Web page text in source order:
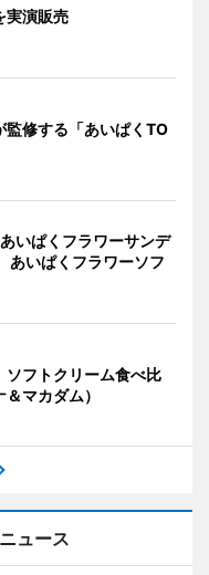
実演販売
監修する「あいぱくTO
いぱくフラワーサンデ
あいぱくフラワーソフ
ソフトクリーム食べ比
マカダム）
ュース